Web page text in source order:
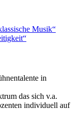
Musik“
in
das sich v.a.
individuell auf